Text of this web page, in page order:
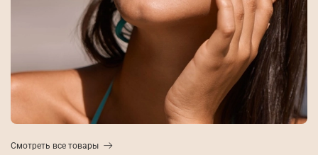
Смотреть все товары